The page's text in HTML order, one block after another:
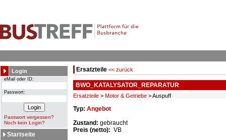
Login
eMail oder ID:
Passwort:
Passwort vergessen?
Noch kein Login?
Startseite
Ersatzteile << zurück
BWO_KATALYSATOR_REPARATUR
Ersatzteile > Motor & Getriebe > Auspuff
Typ: Angebot
Zustand: gebraucht
Preis (netto): VB